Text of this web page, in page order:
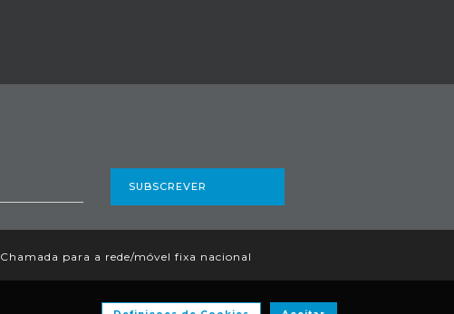
SUBSCREVER
Chamada para a rede/móvel fixa nacional